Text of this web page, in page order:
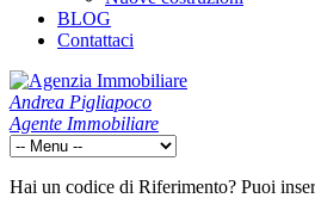
BLOG
Contattaci
Andrea Pigliapoco
Agente Immobiliare
Hai un codice di Riferimento? Puoi